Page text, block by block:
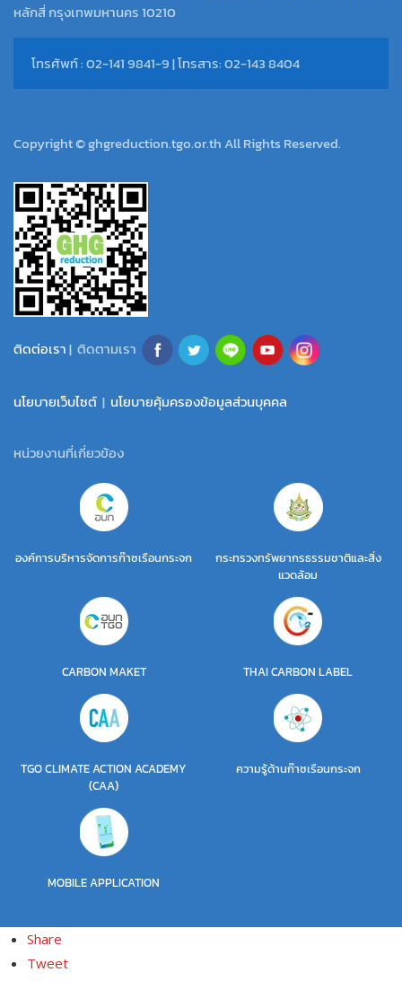
หลักสี่ กรุงเทพมหานคร 10210
โทรศัพท์ : 02-141 9841-9 | โทรสาร: 02-143 8404
Copyright © ghgreduction.tgo.or.th All Rights Reserved.
ติดต่อเรา| ติดตามเรา
นโยบายเว็บไซต์ | นโยบายคุ้มครองข้อมูลส่วนบุคคล
หน่วยงานที่เกี่ยวข้อง
องค์การบริหารจัดการก๊าซเรือนกระจก
กระทรวงทรัพยากรธรรมชาติและสิ่ง
แวดล้อม
CARBON MAKET THAI CARBON LABEL
TGO CLIMATE ACTION ACADEMY
(CAA)
ความรู้ด้านก๊าซเรือนกระจก
MOBILE APPLICATION
Share
Tweet